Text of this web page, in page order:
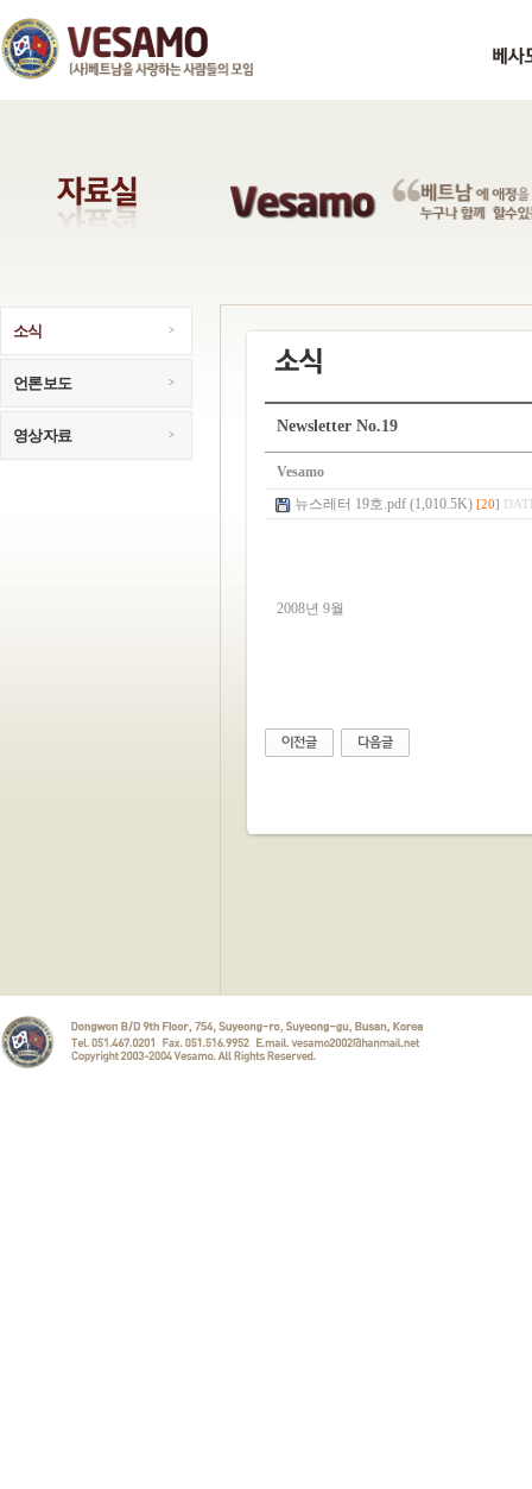
소식
언론보도
영상자료
Newsletter No.19
Vesamo
뉴스레터 19호.pdf (1,010.5K) [20]
2008년 9월